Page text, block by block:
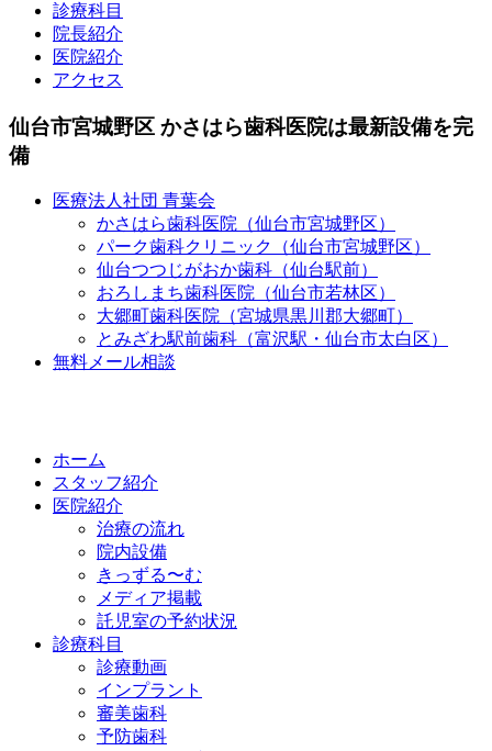
診療科目
院長紹介
医院紹介
アクセス
仙台市宮城野区 かさはら歯科医院は最新設備を完
備
医療法人社団 青葉会
かさはら歯科医院（仙台市宮城野区）
パーク歯科クリニック（仙台市宮城野区）
仙台つつじがおか歯科（仙台駅前）
おろしまち歯科医院（仙台市若林区）
大郷町歯科医院（宮城県黒川郡大郷町）
とみざわ駅前歯科（富沢駅・仙台市太白区）
無料メール相談
ホーム
スタッフ紹介
医院紹介
治療の流れ
院内設備
きっずる〜む
メディア掲載
託児室の予約状況
診療科目
診療動画
インプラント
審美歯科
予防歯科